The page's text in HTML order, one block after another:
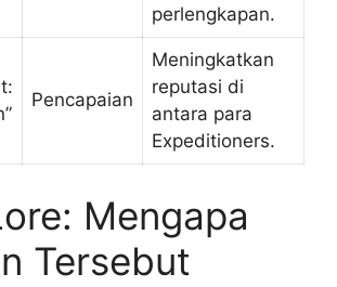
perlengkapan.
Pencapaian
Meningkatkan
reputasi di
antara para
Expeditioners.
Mengapa
Tersebut